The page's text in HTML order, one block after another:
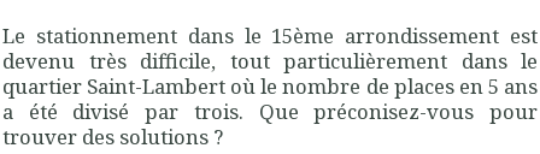
Le stationnement dans le 15ème arrondissement est
devenu très difficile, tout particulièrement dans le
quartier Saint-Lambert où le nombre de places en 5 ans
a été divisé par trois. Que préconisez-vous pour
trouver des solutions ?